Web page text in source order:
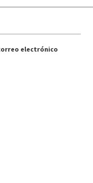
electrónico